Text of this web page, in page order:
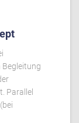
Parallel